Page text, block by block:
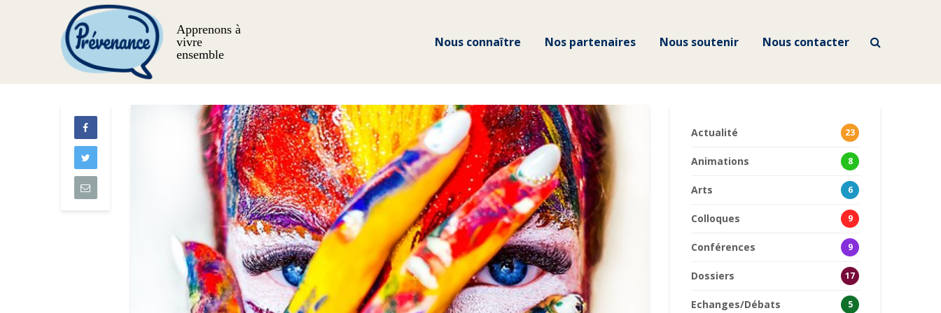
Apprenons à
vivre
ensemble
Nous connaître Nos partenaires Nous soutenir Nous contacter
Actualité 23
Animations 8
Arts 6
Colloques 9
Conférences 9
Dossiers 17
Echanges/Débats 5